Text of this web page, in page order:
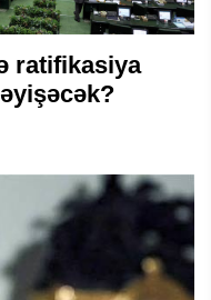
ratifikasiya